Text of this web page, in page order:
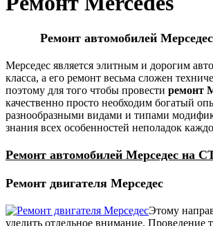
Ремонт автомобилей
Мерседес является элитным и дорогим
класса, а его ремонт весьма сложен
поэтому для того чтобы провести ремонт
качественно просто необходим богатый
разнообразными видами и типами
знания всех особенностей неполадок
Ремонт автомобилей Мерседес на
Ремонт двигателя Мерседес
Этому
уделить отдельное внимание. Проведение